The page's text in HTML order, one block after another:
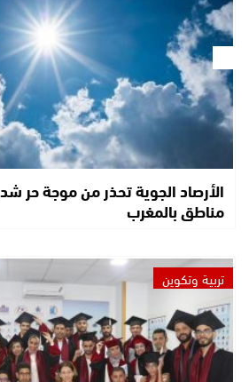
الأرصاد الجوية تحذر من موجة حر
مناطق بالمغرب
تربية وتكوين